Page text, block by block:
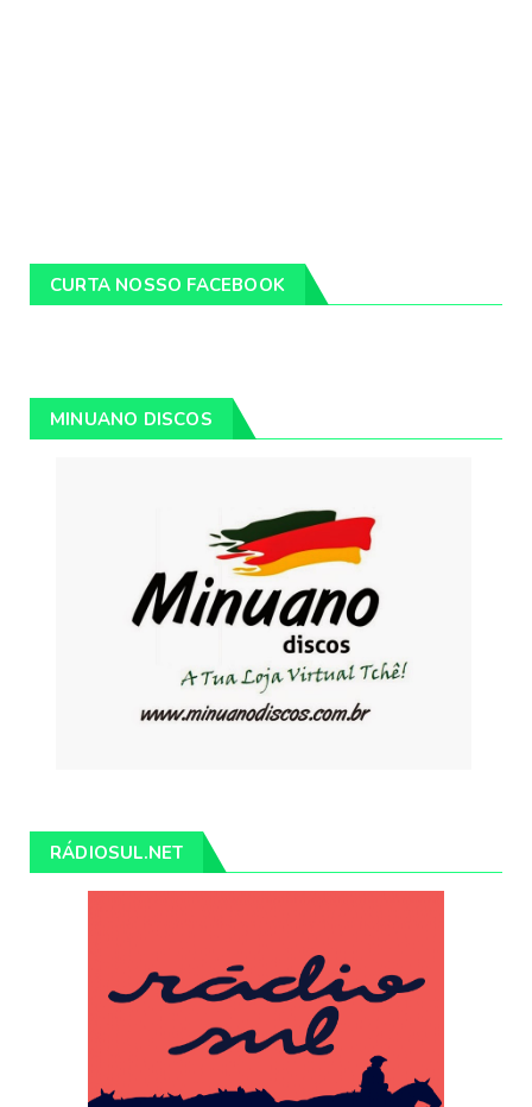
CURTA NOSSO FACEBOOK
MINUANO DISCOS
RÁDIOSUL.NET